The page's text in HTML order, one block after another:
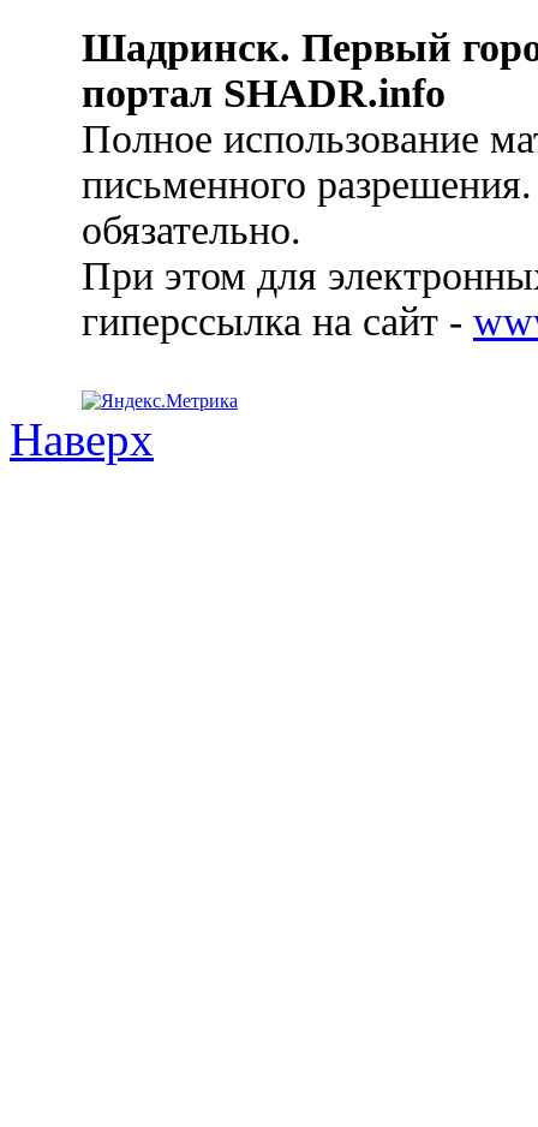
Шадринск. Первый
портал SHADR.info
Полное использование
письменного
обязательно.
При этом для
гиперссылка на сайт -
Наверх